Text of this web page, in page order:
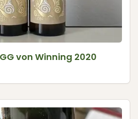
von Winning 2020